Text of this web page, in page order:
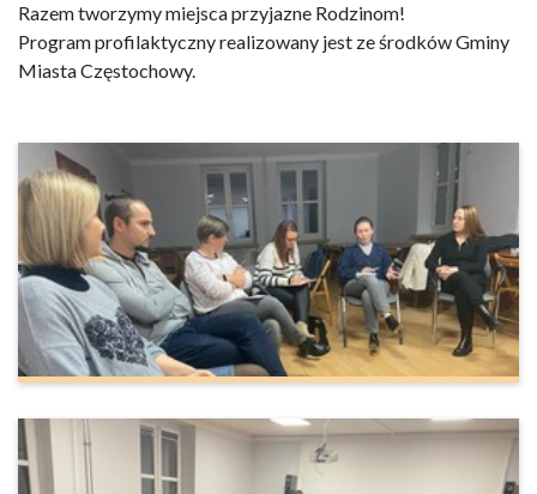
Razem tworzymy miejsca przyjazne Rodzinom!
Program profilaktyczny realizowany jest ze środków Gminy
Miasta Częstochowy.